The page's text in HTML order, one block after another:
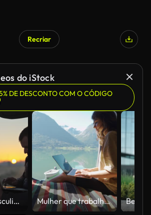
Recriar
do iStock
DE DESCONTO COM O CÓDIGO
Agricultor masculino que usa o portátil no SUV no campo rural ao nascer do sol Mulher que trabalha com o portátil na autocaravana perto do lago